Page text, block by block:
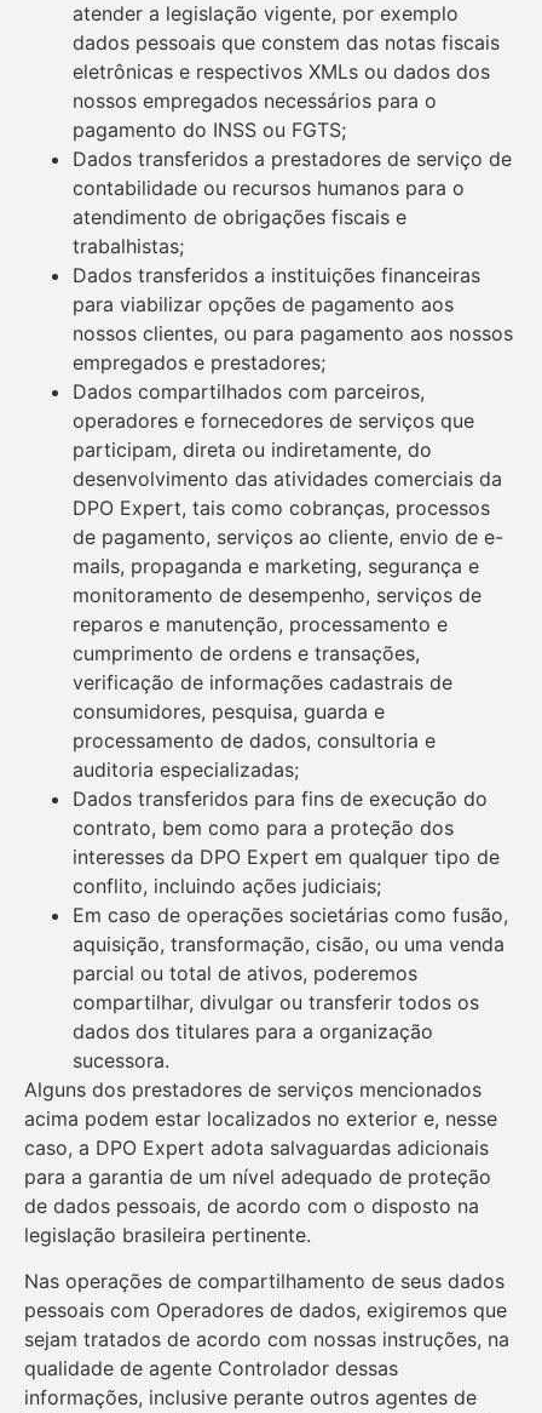
atender a legislação vigente, por exemplo
dados pessoais que constem das notas fiscais
eletrônicas e respectivos XMLs ou dados dos
nossos empregados necessários para o
pagamento do INSS ou FGTS;
Dados transferidos a prestadores de serviço de
contabilidade ou recursos humanos para o
atendimento de obrigações fiscais e
trabalhistas;
Dados transferidos a instituições financeiras
para viabilizar opções de pagamento aos
nossos clientes, ou para pagamento aos nossos
empregados e prestadores;
Dados compartilhados com parceiros,
operadores e fornecedores de serviços que
participam, direta ou indiretamente, do
desenvolvimento das atividades comerciais da
DPO Expert, tais como cobranças, processos
de pagamento, serviços ao cliente, envio de e-
mails, propaganda e marketing, segurança e
monitoramento de desempenho, serviços de
reparos e manutenção, processamento e
cumprimento de ordens e transações,
verificação de informações cadastrais de
consumidores, pesquisa, guarda e
processamento de dados, consultoria e
auditoria especializadas;
Dados transferidos para fins de execução do
contrato, bem como para a proteção dos
interesses da DPO Expert em qualquer tipo de
conflito, incluindo ações judiciais;
Em caso de operações societárias como fusão,
aquisição, transformação, cisão, ou uma venda
parcial ou total de ativos, poderemos
compartilhar, divulgar ou transferir todos os
dados dos titulares para a organização
sucessora.
Alguns dos prestadores de serviços mencionados
acima podem estar localizados no exterior e, nesse
caso, a DPO Expert adota salvaguardas adicionais
para a garantia de um nível adequado de proteção
de dados pessoais, de acordo com o disposto na
legislação brasileira pertinente.
Nas operações de compartilhamento de seus dados
pessoais com Operadores de dados, exigiremos que
sejam tratados de acordo com nossas instruções, na
qualidade de agente Controlador dessas
informações, inclusive perante outros agentes de